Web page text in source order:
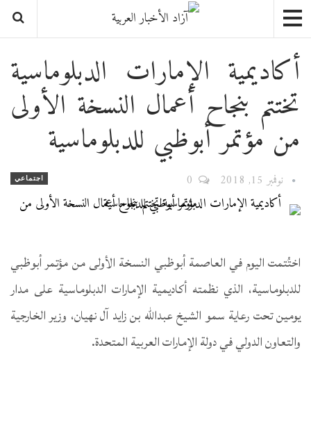
أكاديمية الإمارات الدبلوماسية
تختتم بنجاح أعمال النسخة الأولى
من مؤتمر أبوظبي للدبلوماسية
اجتماعي نوفمبر 15, 2018
اختُتمت اليوم في العاصمة أبوظبي النسخة الأولى من مؤتمر أبوظبي
للدبلوماسية، الذي نظمته أكاديمية الإمارات الدبلوماسية على مدار
يومين تحت رعاية سمو الشيخ عبدالله بن زايد آل نهيان، وزير الخارجية
والتعاون الدولي في دولة الإمارات العربية المتحدة.